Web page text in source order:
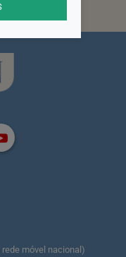
rede móvel nacional)